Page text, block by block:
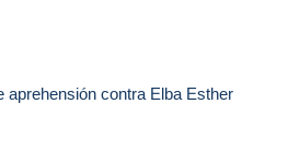
aprehensión contra Elba Esther